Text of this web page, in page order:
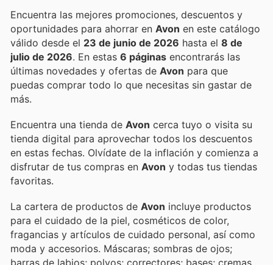
Encuentra las mejores promociones, descuentos y
oportunidades para ahorrar en Avon en este catálogo
válido desde el 23 de junio de 2026 hasta el 8 de
julio de 2026 . En estas 6 páginas encontrarás las
últimas novedades y ofertas de Avon para que
puedas comprar todo lo que necesitas sin gastar de
más.
Encuentra una tienda de Avon cerca tuyo o visita su
tienda digital para aprovechar todos los descuentos
en estas fechas. Olvídate de la inflación y comienza a
disfrutar de tus compras en Avon y todas tus tiendas
favoritas.
La cartera de productos de Avon incluye productos
para el cuidado de la piel, cosméticos de color,
fragancias y artículos de cuidado personal, así como
moda y accesorios. Máscaras; sombras de ojos;